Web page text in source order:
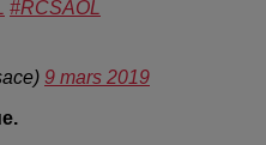
#RCSAOL
9 mars 2019